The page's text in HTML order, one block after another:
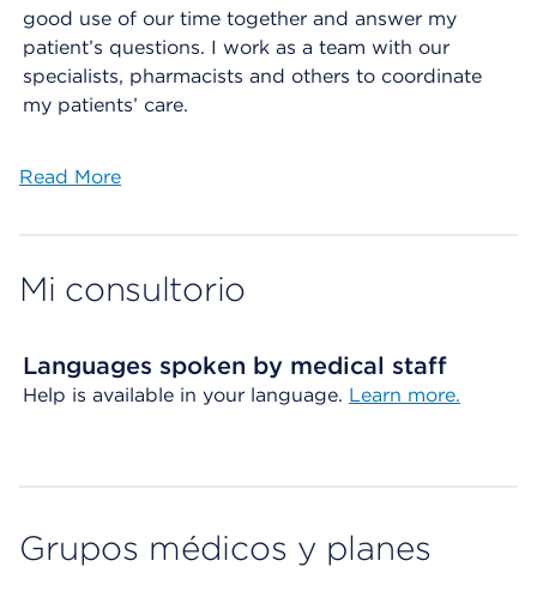
good use of our time together and answer my
patient’s questions. I work as a team with our
specialists, pharmacists and others to coordinate
my patients’ care.
Read More
Mi consultorio
Languages spoken by medical staff
Help is available in your language. Learn more.
Grupos médicos y planes